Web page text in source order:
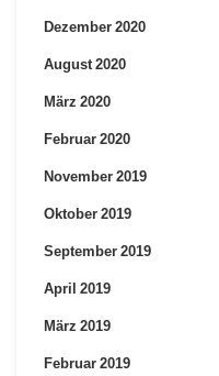
Dezember 2020
August 2020
März 2020
Februar 2020
November 2019
Oktober 2019
September 2019
April 2019
März 2019
Februar 2019